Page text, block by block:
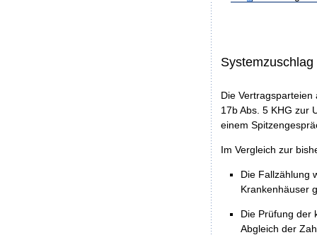
Systemzuschlag
Die
17b Abs. 5 KHG zur
einem
Im Vergleich zur
Die Fallzählung
Krankenhäuser
Die Prüfung der
Abgleich der